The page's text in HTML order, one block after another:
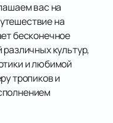
вас на
на
бесконечное
культур,
и любимой
тропиков и